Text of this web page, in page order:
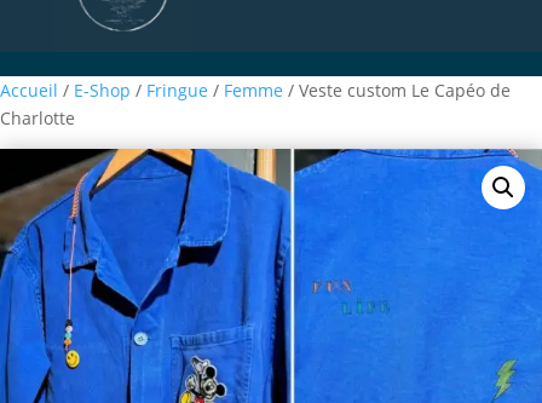
Accueil / E-Shop / Fringue / Femme / Veste custom Le Capéo de
Charlotte